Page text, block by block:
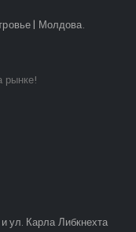
| Молдова.
рынке!
ул. Карла Либкнехта